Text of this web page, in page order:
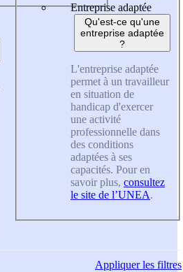
Entreprise adaptée
Qu'est-ce qu'une
entreprise adaptée
?
L'entreprise adaptée
permet à un travailleur
en situation de
handicap d'exercer
une activité
professionnelle dans
des conditions
adaptées à ses
capacités. Pour en
savoir plus, consultez
le site de l’UNEA.
Appliquerles filtres